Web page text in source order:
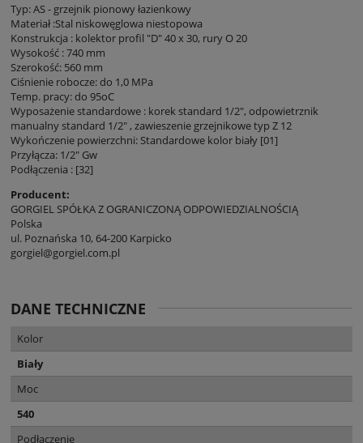
Typ: AS - grzejnik pionowy łazienkowy
Materiał :Stal niskowęglowa niestopowa
Konstrukcja : kolektor profil "D" 40 x 30, rury O 20
Wysokość : 740 mm
Szerokość: 560 mm
Ciśnienie robocze: do 1,0 MPa
Temp. pracy: do 95oC
Wyposażenie standardowe : korek standard 1/2", odpowietrznik
manualny standard 1/2" , zawieszenie grzejnikowe typ Z 12
Wykończenie powierzchni: Standardowe kolor biały [01]
Przyłącza: 1/2" Gw
Podłączenia : [32]
Producent:
GORGIEL SPÓŁKA Z OGRANICZONĄ ODPOWIEDZIALNOŚCIĄ
Polska
ul. Poznańska 10, 64-200 Karpicko
gorgiel@gorgiel.com.pl
DANE TECHNICZNE
Kolor
Biały
Moc
540
Podłączenie